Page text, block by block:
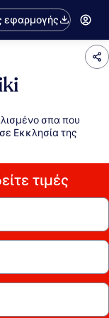
εφαρμογής
σπα που
Εκκλησία της
τιμές